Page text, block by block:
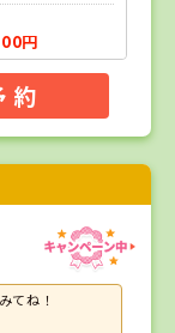
円
約
てね！